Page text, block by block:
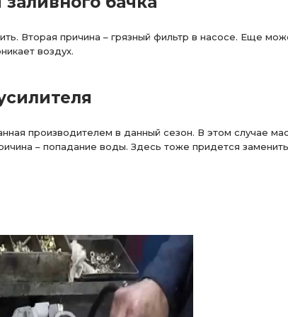
Вторая причина – грязный фильтр в насосе. Еще
воздух.
производителем в данный сезон. В этом случае
– попадание воды. Здесь тоже придется заменить